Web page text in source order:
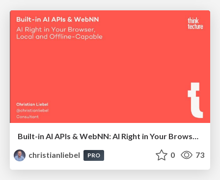
Built-in AI APIs & WebNN: AI Right in Your Browser, Local and Offline-Capable
christianliebel
PRO 0 73